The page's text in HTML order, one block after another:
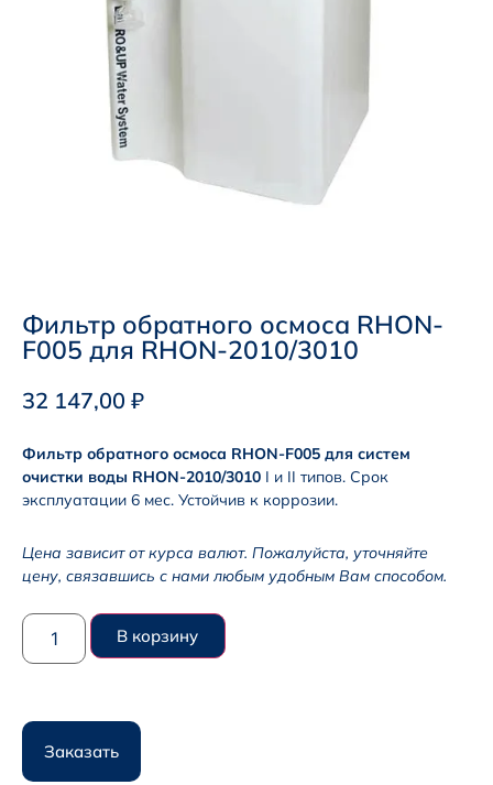
Фильтр обратного осмоса RHON-
F005 для RHON-2010/3010
32 147,00 ₽
Фильтр обратного осмоса RHON-F005 для систем
очистки воды RHON-2010/3010 I и II типов. Срок
эксплуатации 6 мес. Устойчив к коррозии.
Цена зависит от курса валют. Пожалуйста, уточняйте
цену, связавшись с нами любым удобным Вам способом.
В корзину
Заказать